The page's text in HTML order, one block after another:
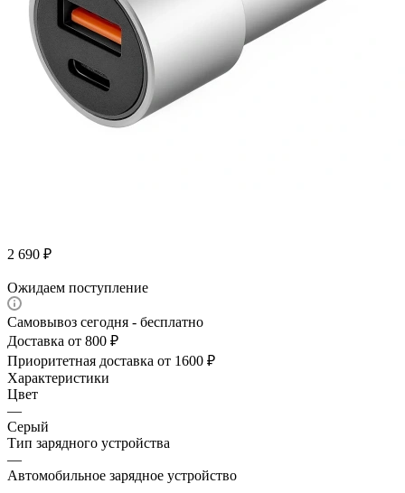
2 690 ₽
Ожидаем поступление
Самовывоз сегодня - бесплатно
Доставка от 800 ₽
Приоритетная доставка от 1600 ₽
Характеристики
Цвет
—
Серый
Тип зарядного устройства
—
Автомобильное зарядное устройство